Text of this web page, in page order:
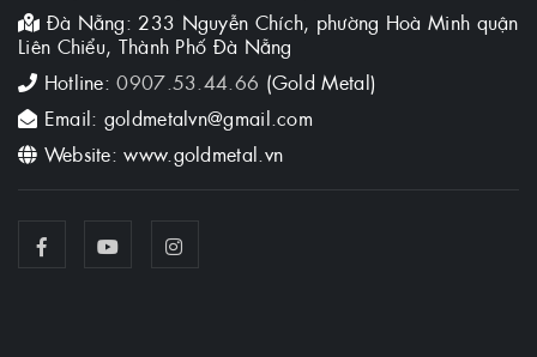
Đà Nẵng: 233 Nguyễn Chích, phường Hoà Minh quận
Liên Chiểu, Thành Phố Đà Nẵng
Hotline:0907.53.44.66 (Gold Metal)
Email: goldmetalvn@gmail.com
Website: www.goldmetal.vn